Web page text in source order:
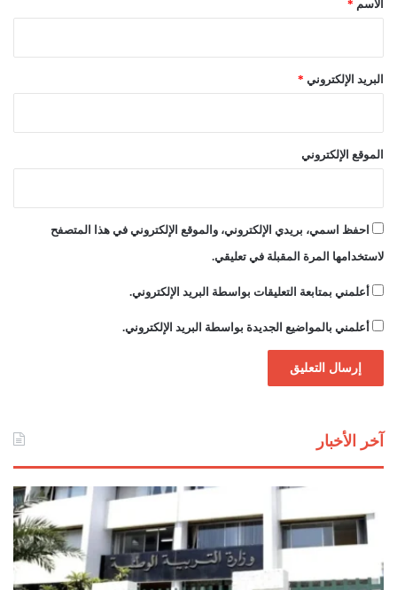
ب
ح
ن
الاسم *
البريد الإلكتروني *
الموقع الإلكتروني
احفظ اسمي، بريدي الإلكتروني، والموقع الإلكتروني في هذا المتصفح
لاستخدامها المرة المقبلة في تعليقي.
أعلمني بمتابعة التعليقات بواسطة البريد الإلكتروني.
أعلمني بالمواضيع الجديدة بواسطة البريد الإلكتروني.
آخر الأخبار